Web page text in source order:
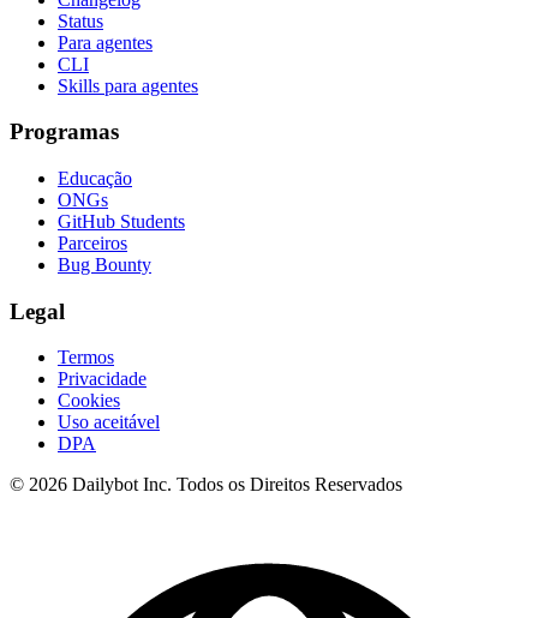
Status
Para agentes
CLI
Skills para agentes
Programas
Educação
ONGs
GitHub Students
Parceiros
Bug Bounty
Legal
Termos
Privacidade
Cookies
Uso aceitável
DPA
© 2026 Dailybot Inc. Todos os Direitos Reservados